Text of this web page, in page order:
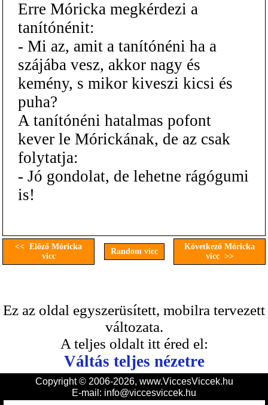
Erre Móricka megkérdezi a
tanítónénit:
- Mi az, amit a tanítónéni ha a
szájába vesz, akkor nagy és
kemény, s mikor kiveszi kicsi és
puha?
A tanítónéni hatalmas pofont
kever le Mórickának, de az csak
folytatja:
- Jó gondolat, de lehetne rágógumi
is!
<< Előző Móricka
vicc
Random vicc
Következő Móricka
vicc >>
Ez az oldal egyszerüsített, mobilra tervezett
változata.
A teljes oldalt itt éred el:
Váltás teljes nézetre
Copyright © 2006-2026, www.ViccesViccek.hu
E-mail: info@viccesviccek.hu